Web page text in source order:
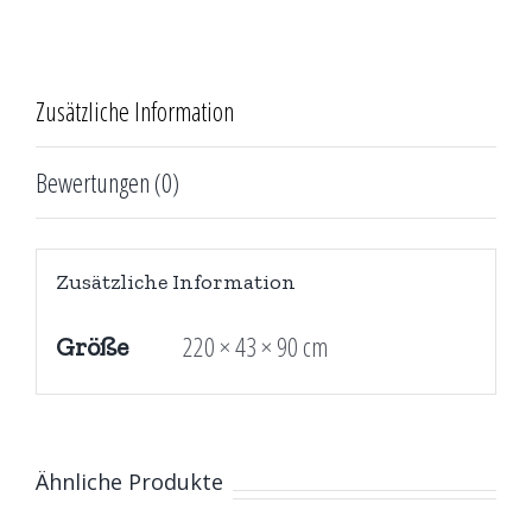
Zusätzliche Information
Bewertungen (0)
Zusätzliche Information
Größe 220 × 43 × 90 cm
Ähnliche Produkte